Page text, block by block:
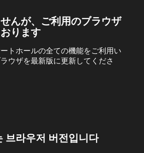
んが、ご利用のブラウザ
ります
トホールの全ての機能をご利用い
ウザを最新版に更新してくださ
브라우저 버전입니다